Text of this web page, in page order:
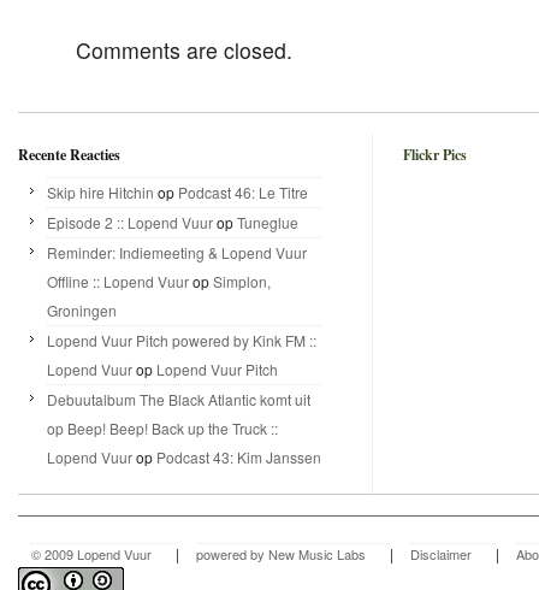
Comments are closed.
Recente Reacties
Skip hire Hitchin op Podcast 46: Le Titre
Episode 2 :: Lopend VuuropTuneglue
Reminder: Indiemeeting & Lopend Vuur
Offline :: Lopend VuuropSimplon,
Groningen
Lopend Vuur Pitch powered by Kink FM ::
Lopend Vuurop Lopend Vuur Pitch
Debuutalbum The Black Atlantic komt uit
op Beep! Beep! Back up the Truck ::
Lopend Vuurop Podcast 43: Kim Janssen
Flickr Pics
© 2009 Lopend Vuur | powered by New Music Labs | Disclaimer |